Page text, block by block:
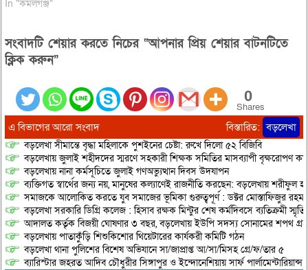
In "কমলগঞ্জ"
সংবাদটি শেয়ার করতে নিচের “আপনার প্রিয় শেয়ার বাটনটিতে
ক্লিক করুন”
0
Shares
এ বিভাগের আরো সংবাদ বিস্তারিত: বড়লেখা
বড়লেখা সীমান্তে বৃদ্ধা মহিলাকে পুশইনের চেষ্টা: রুখে দিলো ৫২ বিজিবি
বড়লেখায় জুলাই শহীদদের স্মরণে সহকারী শিক্ষক সমিতির মাসব্যাপী বৃক্ষরোপণ
বড়লেখায় নানা কর্মসূচিতে জুলাই গণঅভ্যুত্থান দিবস উদযাপন
ব্যক্তিগত স্বার্থের জন্য নয়, মানুষের কল্যাণেই রাজনীতি করছেন: বড়লেখায় শরীফুল
সমাজকে আলোকিত করতে যুব সমাজের ভূমিকা গুরুত্বপূর্ণ : ডক্টর মোস্তাফিজুর
বড়লেখা সরকারি ডিগ্রি কলেজ : হিসাব রক্ষক মিন্টুর শেষ কর্মদিবসে ব্যতিক্রমী
আদালত কর্তৃক বিজয়ী ঘোষণার ৩ বছর, বড়লেখায় ইউপি সদস্য সোনামের শপথ
বড়লেখায় পাতাকুঁড়ি শিশুকিশোর থিয়েটারের কার্যকরী কমিটি গঠন
বড়লেখা থানা পুলিশের বিশেষ অভিযানে সা/জাপ্রাপ্ত আ/সা/মিসহ গ্রে/ফ/তার ৫
ব্যারিস্টার জহরত আদিব চৌধুরীর সিঙ্গাপুর ও ইন্দোনেশিয়ায় সার্ফ পার্লামেন্টারিয়ান্স